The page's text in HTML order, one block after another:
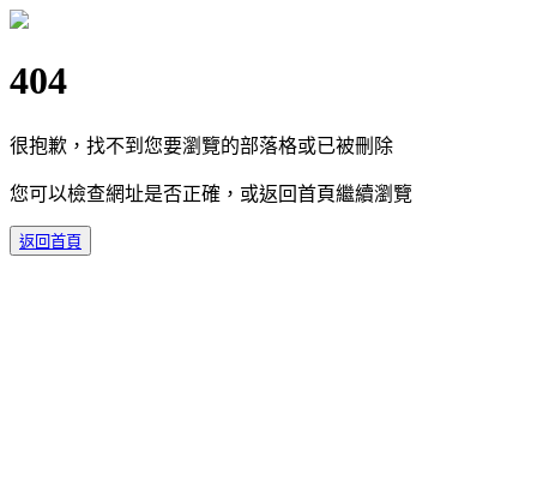
404
很抱歉，找不到您要瀏覽的部落格或已被刪除
您可以檢查網址是否正確，或返回首頁繼續瀏覽
返回首頁